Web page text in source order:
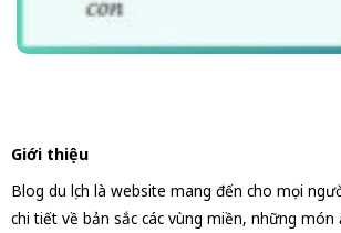
Giới thiệu
Blog du lịch là website mang đến cho mọi
chi tiết về bản sắc các vùng miền, những món